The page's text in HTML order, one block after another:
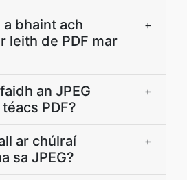
bhaint ach
leith de PDF mar
+
an JPEG
PDF?
+
ar chúlraí
sa JPEG?
+